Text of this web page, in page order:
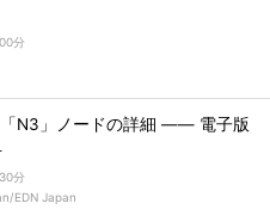
分
N3」ノードの詳細 ―― 電子版
分
EDN Japan